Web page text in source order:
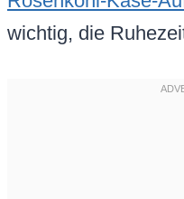
wichtig, die